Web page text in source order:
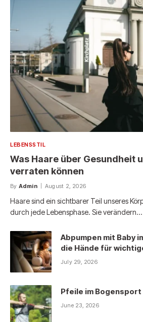
LEBENSSTIL
Was Haare über Gesundheit
verraten können
By Admin August 2, 2026
Haare sind ein sichtbarer Teil unseres
durch jede Lebensphase. Sie verändern…
Abpumpen mit Baby
die Hände für
July 29, 2026
Pfeile im
June 23, 2026